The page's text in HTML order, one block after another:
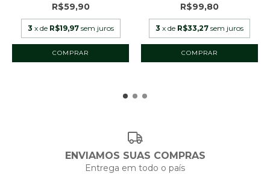
R$59,90
3 x de R$19,97 sem juros
COMPRAR
R$99,80
3 x de R$33,27 sem juros
ENVIAMOS SUAS COMPRAS
Entrega em todo o país